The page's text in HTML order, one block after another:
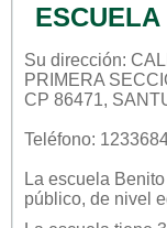
ESCUELA
Su dirección:
PRIMERA
CP 86471,
Teléfono:
La escuela
público, de nivel